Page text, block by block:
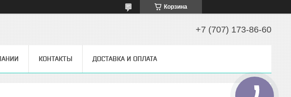
Корзина
+7 (707) 173-86-60
КОНТАКТЫ ДОСТАВКА И ОПЛАТА